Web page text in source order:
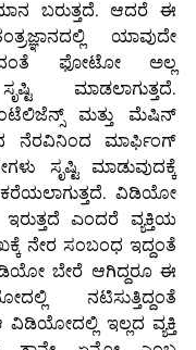
ಬರುತ್ತದೆ. ಆದರೆ ಈ
ಫೋಟೋ ಅಲ್ಲ
ಮಾಡಲಾಗುತ್ತದೆ.
ಮತ್ತು ಮೆಷಿನ್
ನೆರವಿನಿಂದ ಮಾರ್ಫಿಂಗ್
ಸೃಷ್ಟಿ ಮಾಡುವುದಕ್ಕೆ
ಎಂದರೆ ವ್ಯಕ್ತಿಯ
ನೇರ ಸಂಬಂಧ ಇದ್ದಂತೆ
ಬೇರೆ ಆಗಿದ್ದರೂ ಈ
ನಟಿಸುತ್ತಿದ್ದಂತೆ
ವಿಡಿಯೋದಲ್ಲಿ ಇಲ್ಲದ ವ್ಯಕ್ತಿ